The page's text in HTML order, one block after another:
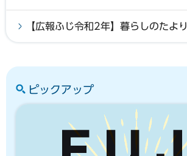
【広報ふじ令和2年】暮らしのたより
ピックアップ